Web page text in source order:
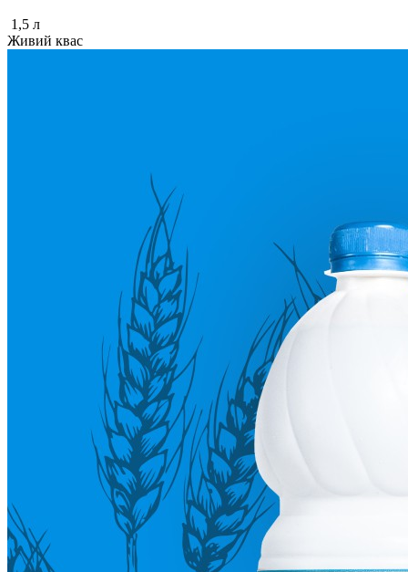
1,5 л
Живий квас